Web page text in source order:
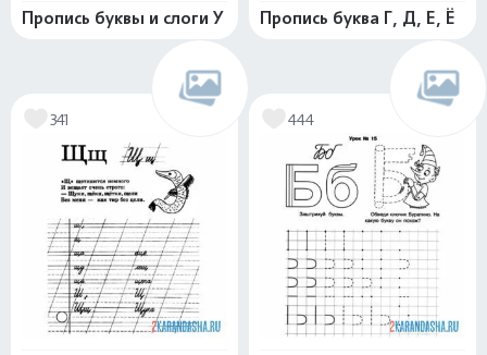
Пропись буквы и слоги У Пропись буква Г, Д, Е, Ё
341 444